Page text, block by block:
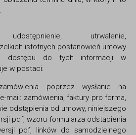
udostępnienie, utrwalenie,
istotnych postanowień umowy
dostępu do tych informacji w
w postaci:
poprzez wysłanie na
mail: zamówienia, faktury pro forma,
odstąpienia od umowy, niniejszego
pdf, wzoru formularza odstąpienia
pdf, linków do samodzielnego